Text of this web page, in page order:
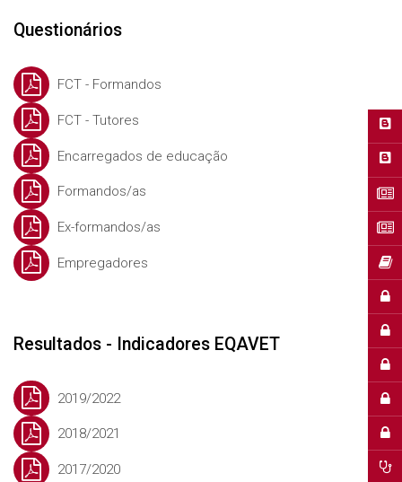
Questionários
FCT - Formandos
FCT - Tutores
Encarregados de educação
Formandos/as
Ex-formandos/as
Empregadores
Resultados - Indicadores EQAVET
2019/2022
2018/2021
2017/2020